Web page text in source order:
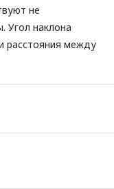
не
Угол наклона
расстояния между